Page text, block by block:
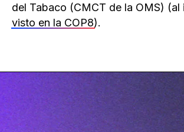
del Tabaco (CMCT de la OMS) (al
visto en la COP8).